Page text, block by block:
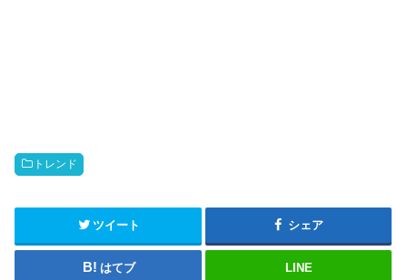
トレンド
ツイート シェア
はてブ LINE